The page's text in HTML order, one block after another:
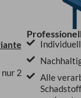
2
Alle